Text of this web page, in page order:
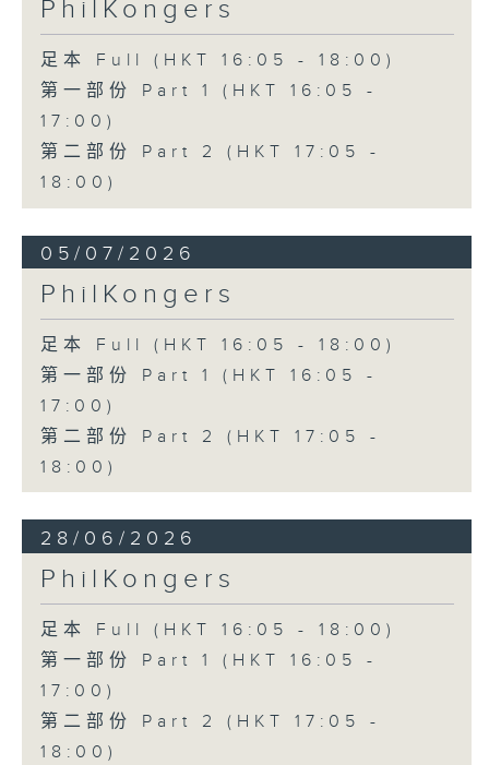
PhilKongers
足本 Full (HKT 16:05 - 18:00)
第一部份 Part 1 (HKT 16:05 -
17:00)
第二部份 Part 2 (HKT 17:05 -
18:00)
05/07/2026
PhilKongers
足本 Full (HKT 16:05 - 18:00)
第一部份 Part 1 (HKT 16:05 -
17:00)
第二部份 Part 2 (HKT 17:05 -
18:00)
28/06/2026
PhilKongers
足本 Full (HKT 16:05 - 18:00)
第一部份 Part 1 (HKT 16:05 -
17:00)
第二部份 Part 2 (HKT 17:05 -
18:00)